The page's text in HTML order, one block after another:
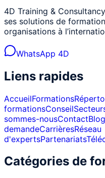
4D Training &
ses solutions de
organisations à
WhatsApp 4D
Liens rapides
AccueilFormations
formationsConseil
sommes-nousContactBlog
demandeCarrièresRéseau
d'expertsPartenariats
Catégories de